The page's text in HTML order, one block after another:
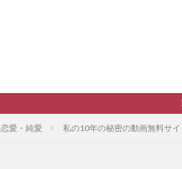
韓国ドラマの動画を無料視聴す
恋愛・純愛 私の10年の秘密の動画無料サ